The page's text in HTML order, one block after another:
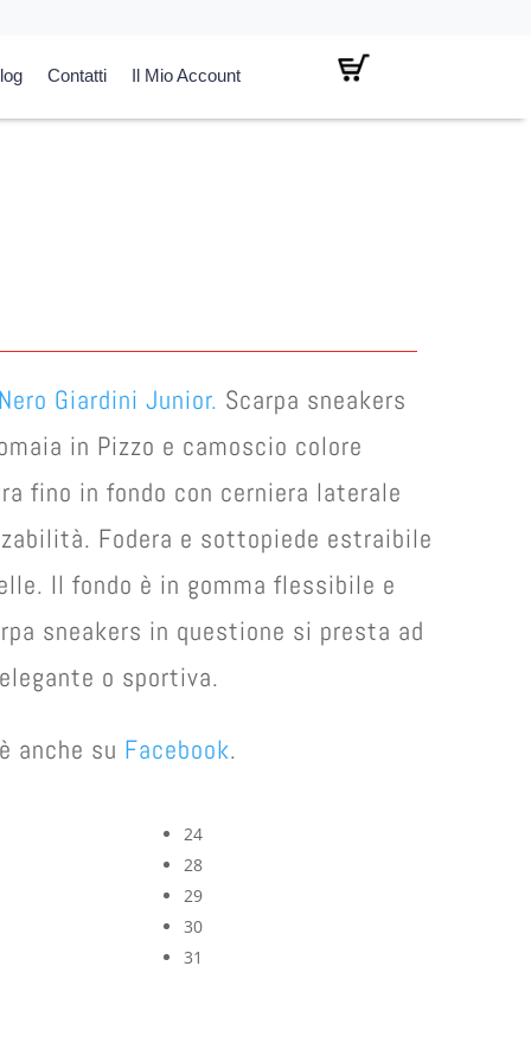
Contatti Il Mio Account
Nero Giardini Junior. Scarpa sneakers
in Pizzo e camoscio colore
fino in fondo con cerniera laterale
Fodera e sottopiede estraibile
Il fondo è in gomma flessibile e
sneakers in questione si presta ad
o sportiva.
anche su Facebook.
24
28
29
30
31